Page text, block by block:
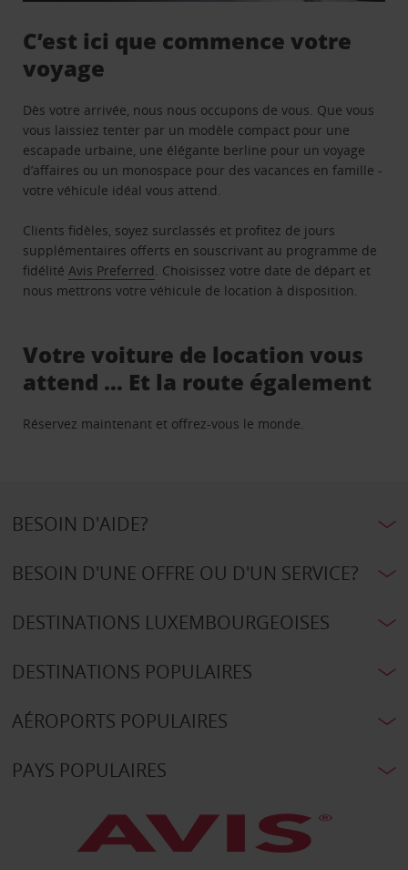
C’est ici que commence votre
voyage
Dès votre arrivée, nous nous occupons de vous. Que vous
vous laissiez tenter par un modèle compact pour une
escapade urbaine, une élégante berline pour un voyage
d’affaires ou un monospace pour des vacances en famille -
votre véhicule idéal vous attend.
Clients fidèles, soyez surclassés et profitez de jours
supplémentaires offerts en souscrivant au programme de
fidélitéAvis Preferred. Choisissez votre date de départ et
nous mettrons votre véhicule de location à disposition.
Votre voiture de location vous
attend … Et la route également
Réservez maintenant et offrez-vous le monde.
BESOIN D'AIDE?
BESOIN D'UNE OFFRE OU D'UN SERVICE?
DESTINATIONS LUXEMBOURGEOISES
DESTINATIONS POPULAIRES
AÉROPORTS POPULAIRES
PAYS POPULAIRES